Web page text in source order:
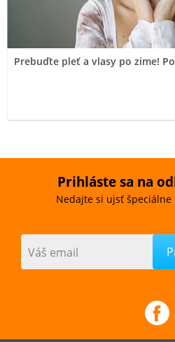
Prebuďte pleť a vlasy po zime!
Prihláste sa na
Nedajte si ujsť špeciálne
Váš email